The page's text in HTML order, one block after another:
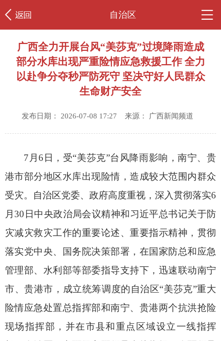
自治区
广西全力开展台风“美莎克”过境降雨造成
部分水库出现严重险情应急救援工作 全力
以赴争分夺秒严防死守 坚决守好人民群众
生命财产安全
发布日期： 2026-07-08 17:27 来源： 广西新闻频道
7月6日，受“美莎克”台风降雨影响，南宁、贵
港市部分地区水库出现险情，造成较大范围内群众
受灾。自治区党委、政府高度重视，深入贯彻落实6
月30日中央政治局会议精神和习近平总书记关于防
灾减灾救灾工作的重要论述、重要指示精神，贯彻
落实党中央、国务院决策部署，在国家防总和应急
管理部、水利部等部委指导支持下，迅速联动南宁
市、贵港市，成立统筹调度的自治区“美莎克”重大
险情应急处置总指挥部和南宁、贵港两个抗洪抢险
现场指挥部，并在市县和重点区域设立一线指挥